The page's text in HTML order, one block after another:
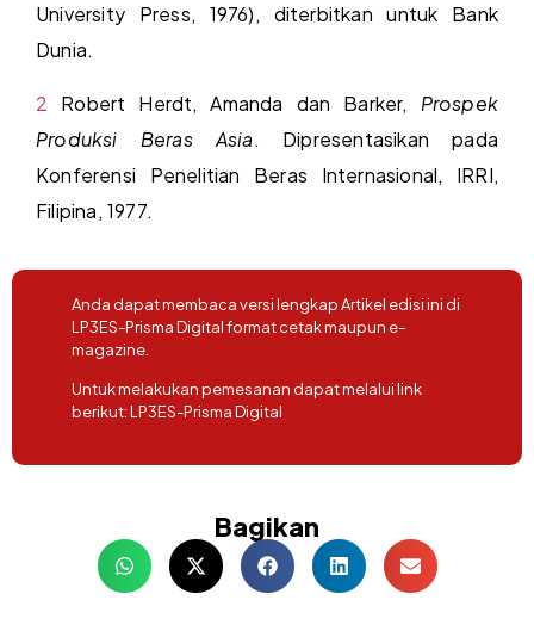
University Press, 1976), diterbitkan untuk Bank
Dunia.
2 Robert Herdt, Amanda dan Barker, Prospek
Produksi Beras Asia. Dipresentasikan pada
Konferensi Penelitian Beras Internasional, IRRI,
Filipina, 1977.
Anda dapat membaca versi lengkap Artikel edisi ini di
LP3ES-Prisma Digital format cetak maupun e-
magazine.
Untuk melakukan pemesanan dapat melalui link
berikut:LP3ES-Prisma Digital
Bagikan